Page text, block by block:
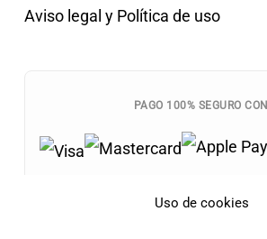
Uso de cookies
Aviso legal y Política de uso
PAGO 100% SEGURO CON